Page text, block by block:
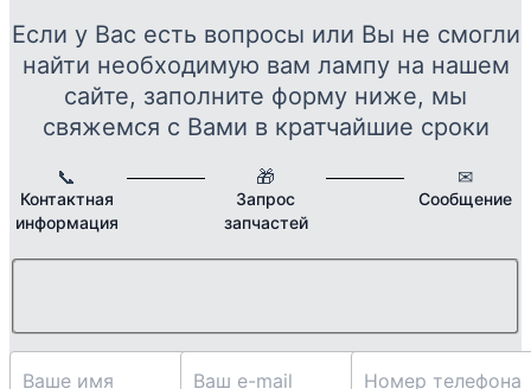
Если у Вас есть вопросы или Вы не смогли
найти необходимую вам лампу на нашем
сайте, заполните форму ниже, мы
свяжемся с Вами в кратчайшие сроки
📞
Контактная
информация
🎁
Запрос
запчастей
✉
Сообщение